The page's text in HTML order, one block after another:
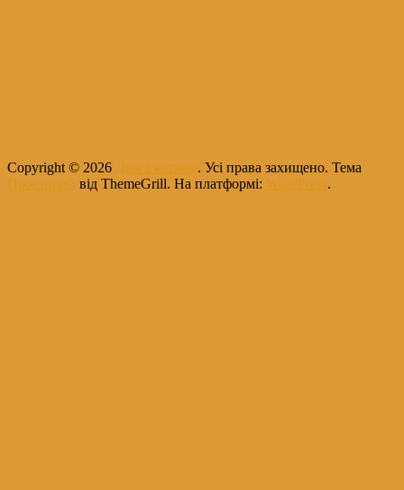
Copyright © 2026
. Усі права захищено. Тема
від ThemeGrill. На платформі: .